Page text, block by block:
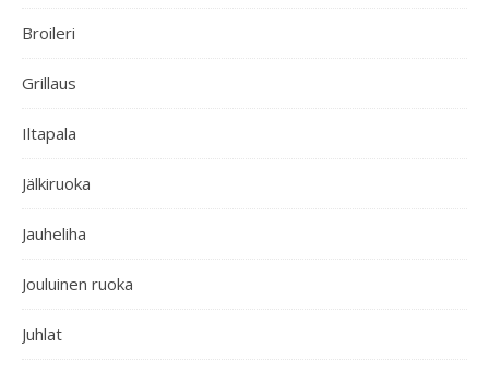
Broileri
Grillaus
Iltapala
Jälkiruoka
Jauheliha
Jouluinen ruoka
Juhlat